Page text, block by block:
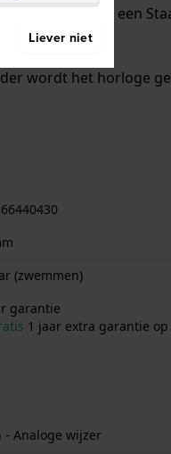
voorzien van een
wordt het horloge
(zwemmen)
garantie
1 jaar extra garantie
- Analoge wijzer
Liever niet